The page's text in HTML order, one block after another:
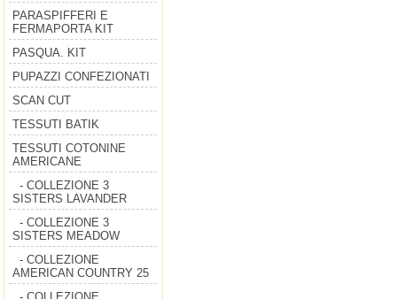
PARASPIFFERI E
FERMAPORTA KIT
PASQUA. KIT
PUPAZZI CONFEZIONATI
SCAN CUT
TESSUTI BATIK
TESSUTI COTONINE
AMERICANE
- COLLEZIONE 3
SISTERS LAVANDER
- COLLEZIONE 3
SISTERS MEADOW
- COLLEZIONE
AMERICAN COUNTRY 25